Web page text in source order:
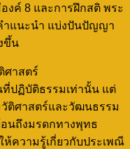
งค์ 8 และการฝึกสติ พระ
ำแนะนำ แบ่งปันปัญญา
ขึ้น
ศาสตร์
ที่ปฏิบัติธรรมเท่านั้น แต่
ติศาสตร์และวัฒนธรรม
นถึงมรดกทางพุทธ
ความรู้เกี่ยวกับประเพณี